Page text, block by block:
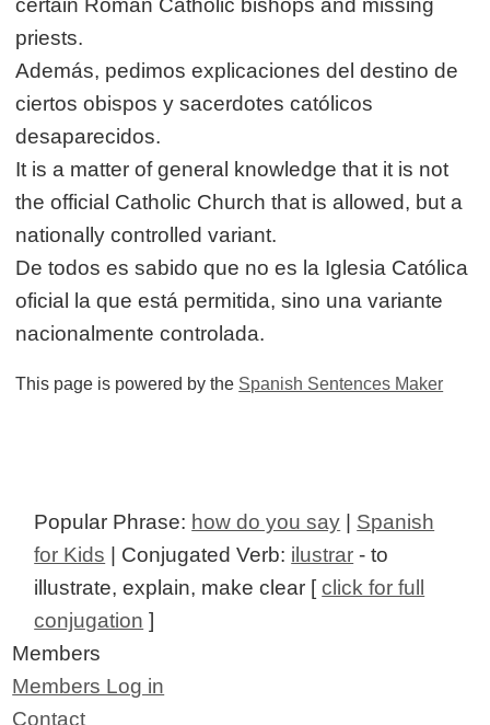
priests.
Además, pedimos explicaciones del destino de
ciertos obispos y sacerdotes católicos
desaparecidos.
It is a matter of general knowledge that it is not
the official Catholic Church that is allowed, but a
nationally controlled variant.
De todos es sabido que no es la Iglesia Católica
oficial la que está permitida, sino una variante
nacionalmente controlada.
This page is powered by the Spanish Sentences Maker
Popular Phrase: how do you say | Spanish
for Kids | Conjugated Verb: ilustrar - to
illustrate, explain, make clear [click for full
conjugation ]
Members
Members Log in
Contact